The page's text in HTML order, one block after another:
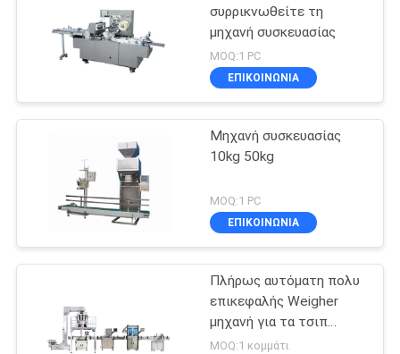
συρρικνωθείτε τη
μηχανή συσκευασίας
MOQ:1 PC
ΕΠΙΚΟΙΝΩΝΙΑ
Μηχανή συσκευασίας
10kg 50kg
MOQ:1 PC
ΕΠΙΚΟΙΝΩΝΙΑ
Πλήρως αυτόματη πολυ
επικεφαλής Weigher
μηχανή για τα τσιπ
μπανανών
MOQ:1 κομμάτι